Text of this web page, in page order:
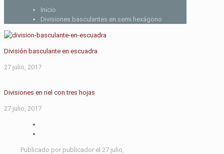
Inicio
Divisiones basculantes en semi hexágono
División basculante en escuadra
27 julio, 2017
Divisiones en riel con tres hojas
27 julio, 2017
Publicado por publicador el 27 julio,